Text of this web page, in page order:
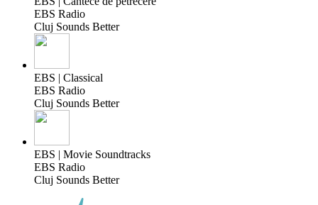
EBS Radio
Cluj Sounds Better
EBS | Classical
EBS Radio
Cluj Sounds Better
EBS | Movie Soundtracks
EBS Radio
Cluj Sounds Better